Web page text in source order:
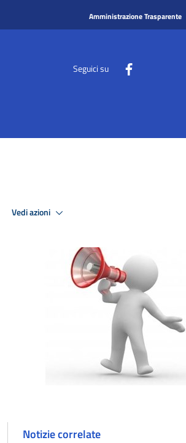
Amministrazione Trasparente
Seguici su
Vedi azioni
Notizie correlate